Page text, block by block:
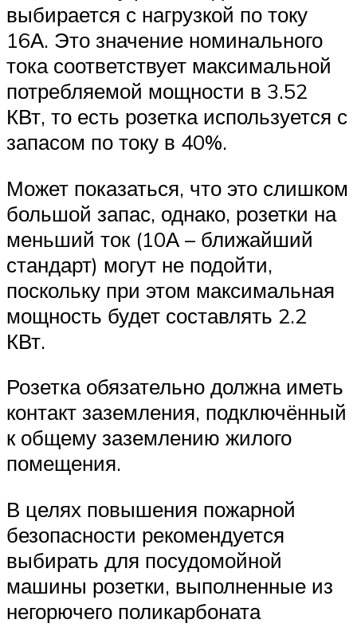
выбирается с нагрузкой по току
16А. Это значение номинального
тока соответствует максимальной
потребляемой мощности в 3.52
КВт, то есть розетка используется с
запасом по току в 40%.
Может показаться, что это слишком
большой запас, однако, розетки на
меньший ток (10А – ближайший
стандарт) могут не подойти,
поскольку при этом максимальная
мощность будет составлять 2.2
КВт.
Розетка обязательно должна иметь
контакт заземления, подключённый
к общему заземлению жилого
помещения.
В целях повышения пожарной
безопасности рекомендуется
выбирать для посудомойной
машины розетки, выполненные из
негорючего поликарбоната